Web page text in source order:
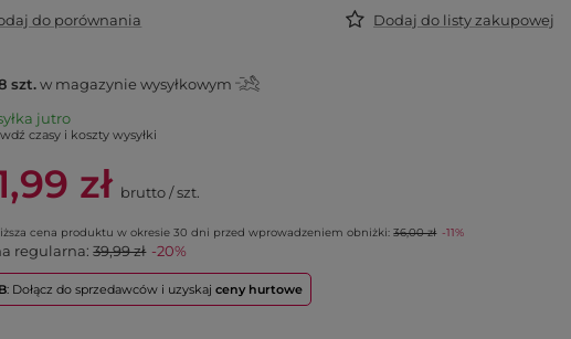
do porównania Dodaj do listy zakupowej
szt.w magazynie wysyłkowym
jutro
czasy i koszty wysyłki
zł brutto/szt.
cena produktu w okresie 30 dni przed wprowadzeniem obniżki:36,00 zł -11%
regularna:39,99 zł -20%
: Dołącz do sprzedawców i uzyskajceny hurtowe